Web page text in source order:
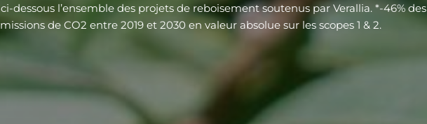
dessous l’ensemble des projets de reboisement soutenus par Verallia. *-46% des
de CO2 entre 2019 et 2030 en valeur absolue sur les scopes 1 & 2.